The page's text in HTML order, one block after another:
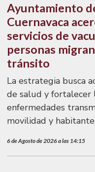
Ayuntamiento
Cuernavaca
servicios de
personas
tránsito
La estrategia busca
de salud y fortalecer
enfermedades
movilidad y
6 de Agosto de 2026 a las 14:15